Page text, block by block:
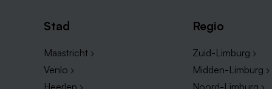
Stad
Maastricht ›
Venlo ›
Regio
Zuid-Limburg ›
Midden-Limburg ›